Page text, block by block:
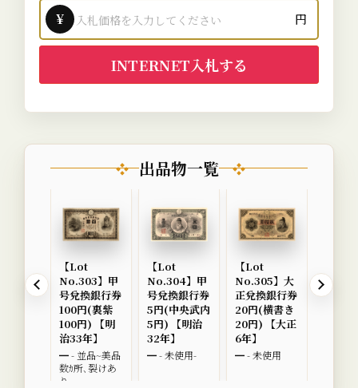
¥ 円
INTERNET入札する
出品物一覧
【Lot
No.303】甲
号兌換銀行券
100円(裏紫
100円) 【明
治33年】
━ - 並品~美品
数ｶ所､裂けあ
り
【Lot
No.304】甲
号兌換銀行券
5円(中央武内
5円) 【明治
32年】
━ - 未使用-
【Lot
No.305】大
正兌換銀行券
20円(横書き
20円) 【大正
6年】
━ - 未使用
換券